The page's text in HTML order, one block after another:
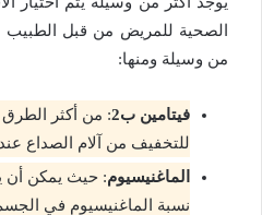
الصحية للمريض من قبل الطبيب
من وسيلة ومنها:
فيتامين ب2
: من أكثر الطرق
للتخفيف من آلام الصداع
الماغنيسيوم: حيث يمكن أن
نسبة الماغنيسيوم في